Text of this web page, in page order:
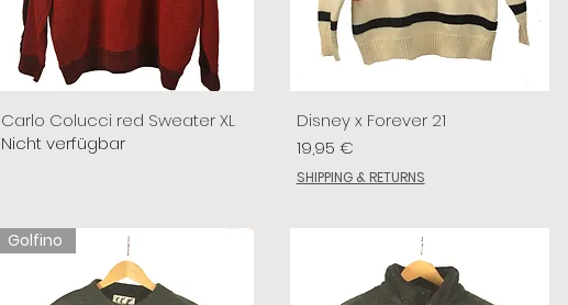
Carlo Colucci red Sweater XL
Nicht verfügbar
Disney x Forever 21
Preis
19,95 €
SHIPPING & RETURNS
Golfino